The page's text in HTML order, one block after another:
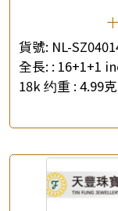
貨號: NL-
全長: : 16+1+1
18k 约重 : 4.99
產品查